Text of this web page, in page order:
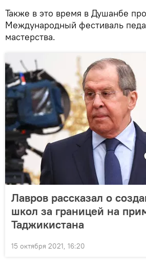
Также в это время в Душанбе
Международный фестиваль
мастерства.
Лавров рассказал о
школ за границей на
Таджикистана
15 октября 2021, 16:20